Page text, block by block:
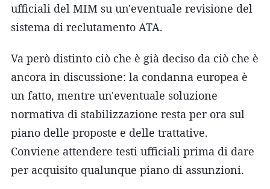
ufficiali del MIM su un'eventuale revisione del
sistema di reclutamento ATA.
Va però distinto ciò che è già deciso da ciò che è
ancora in discussione: la condanna europea è
un fatto, mentre un'eventuale soluzione
normativa di stabilizzazione resta per ora sul
piano delle proposte e delle trattative.
Conviene attendere testi ufficiali prima di dare
per acquisito qualunque piano di assunzioni.